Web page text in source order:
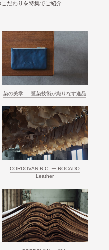
だわりを特集でご紹介
染の美学 ― 藍染技術が織りなす逸品
CORDOVAN R.C. ー ROCADO
Leather